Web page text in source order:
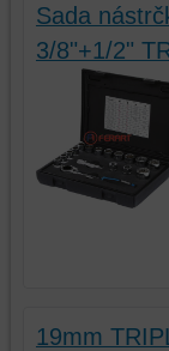
Sada
3/8"+1/2"
19mm